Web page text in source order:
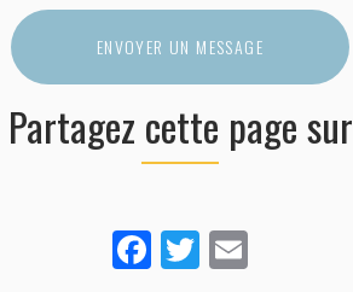
ENVOYER UN MESSAGE
Partagez cette page sur
Facebook
Twitter